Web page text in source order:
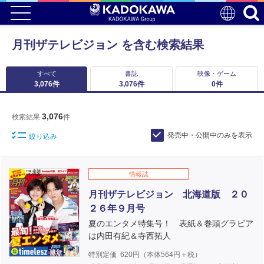
月刊ザテレビジョン を含む検索結果
すべて
3,076件
書誌
3,076件
映像・ゲーム
0件
検索結果 3,076件
絞り込み 発売中・公開中のみを表示
情報誌
月刊ザテレビジョン 北海道版 ２０
２６年９月号
夏のエンタメ特集号！ 表紙＆巻頭グラビア
は内田有紀＆寺西拓人
特別定価 620円（本体564円＋税）